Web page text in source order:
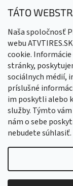
TÁTO
Naša spoločnosť
webu
cookie.
stránky,
sociálnych médií,
príslušné
im poskytli alebo
služby. Týmto
nám o sebe
nebudete súhlasiť.
Email
Vložením e-mailu
údajov
PRIHLÁSIŤ SA
Copyright 2026